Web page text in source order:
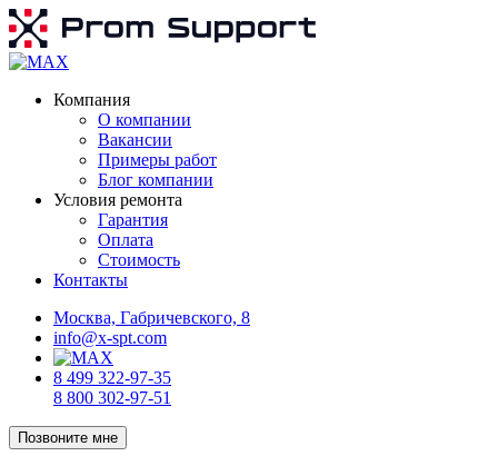
Компания
О компании
Вакансии
Примеры работ
Блог компании
Условия ремонта
Гарантия
Оплата
Стоимость
Контакты
Москва, Габричевского, 8
info@x-spt.com
8 499 322-97-35
8 800 302-97-51
Позвоните мне